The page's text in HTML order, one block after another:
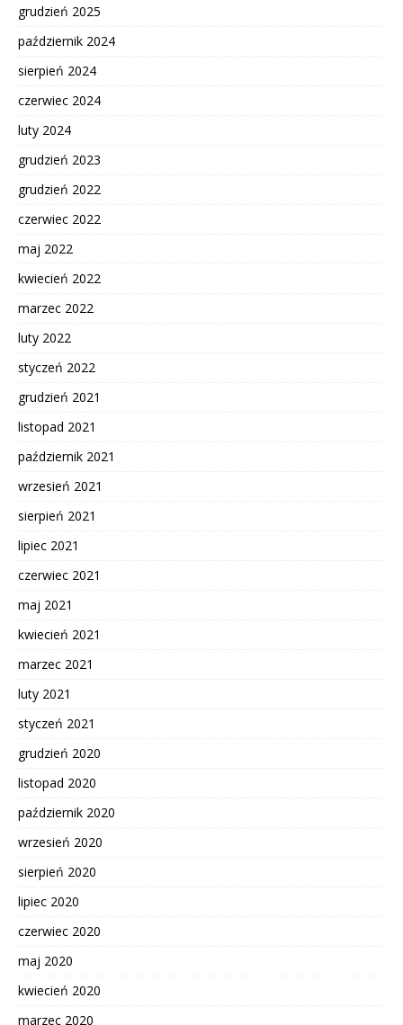
grudzień 2025
październik 2024
sierpień 2024
czerwiec 2024
luty 2024
grudzień 2023
grudzień 2022
czerwiec 2022
maj 2022
kwiecień 2022
marzec 2022
luty 2022
styczeń 2022
grudzień 2021
listopad 2021
październik 2021
wrzesień 2021
sierpień 2021
lipiec 2021
czerwiec 2021
maj 2021
kwiecień 2021
marzec 2021
luty 2021
styczeń 2021
grudzień 2020
listopad 2020
październik 2020
wrzesień 2020
sierpień 2020
lipiec 2020
czerwiec 2020
maj 2020
kwiecień 2020
marzec 2020